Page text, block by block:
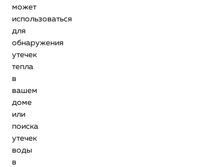
может
использоваться
для
обнаружения
утечек
тепла
в
вашем
доме
или
поиска
утечек
воды
в